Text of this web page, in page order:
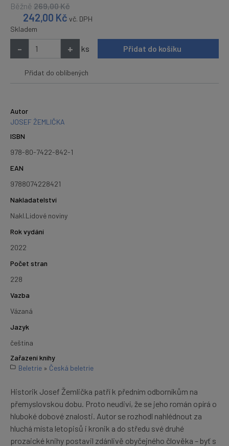
Běžně 269,00Kč
242,00 Kč vč. DPH
Skladem
- + ks Přidat do košíku
Přidat do oblíbených
Autor
JOSEF ŽEMLIČKA
ISBN
978-80-7422-842-1
EAN
9788074228421
Nakladatelství
Nakl.Lidové noviny
Rok vydání
2022
Počet stran
228
Vazba
Vázaná
Jazyk
čeština
Zařazení knihy
Beletrie » Česká beletrie
Historik Josef Žemlička patří k předním odborníkům na
přemyslovskou dobu. Proto neudiví, že se jeho román opírá o
hluboké dobové znalosti. Autor se rozhodl nahlédnout za
hluchá místa letopisů i kronik a do středu své druhé
prozaické knihy postavil zdánlivě obyčejného člověka – byť s